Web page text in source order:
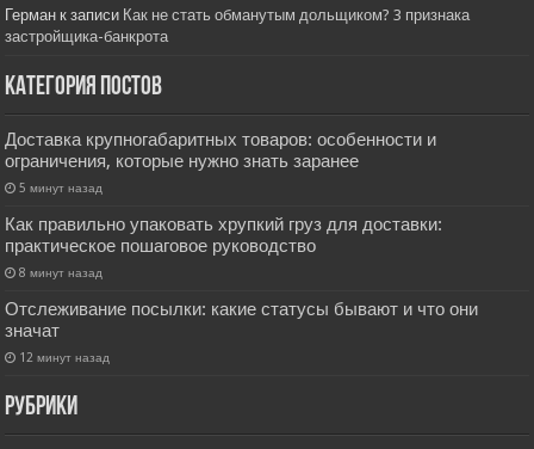
Герман к записи Как не стать обманутым дольщиком? 3 признака
застройщика-банкрота
Категория постов
Доставка крупногабаритных товаров: особенности и
ограничения, которые нужно знать заранее
5 минут назад
Как правильно упаковать хрупкий груз для доставки:
практическое пошаговое руководство
8 минут назад
Отслеживание посылки: какие статусы бывают и что они
значат
12 минут назад
РУбрики